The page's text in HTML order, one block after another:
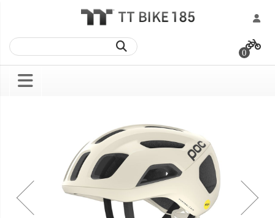
0
images
gallery
images
gallery